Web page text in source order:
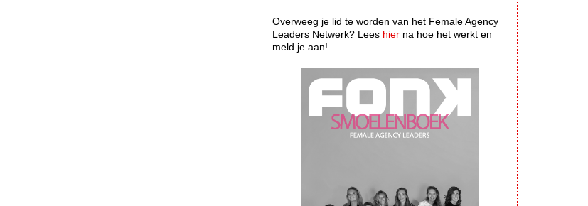
Overweeg je lid te worden van het Female Agency
Leaders Netwerk? Lees hier na hoe het werkt en
meld je aan!